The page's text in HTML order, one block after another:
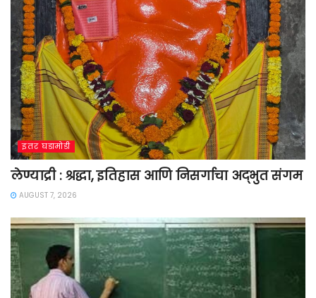
इतर घडामोडी
लेण्याद्री : श्रद्धा, इतिहास आणि निसर्गाचा अद्भुत संगम
AUGUST 7, 2026